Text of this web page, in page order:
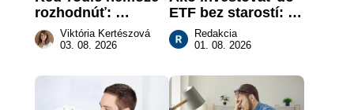
rozhodnúť:
nahradenie prejavu
vôle súdom v
Viktória Kertészová
03. 08. 2026
ETF bez starostí:
Investičné plány,
ktoré urobia prácu
Redakcia
01. 08. 2026